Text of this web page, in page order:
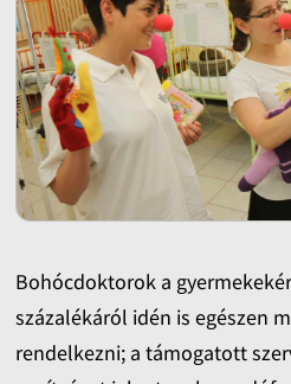
Bohócdoktorok a
százalékáról idén is egészen
rendelkezni; a támogatott